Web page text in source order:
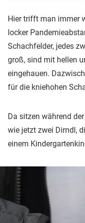
Hier trifft man immer
locker
Schachfelder, jedes
groß, sind mit hellen
eingehauen.
für die kniehohen
Da sitzen während
wie jetzt zwei Dirndl,
einem